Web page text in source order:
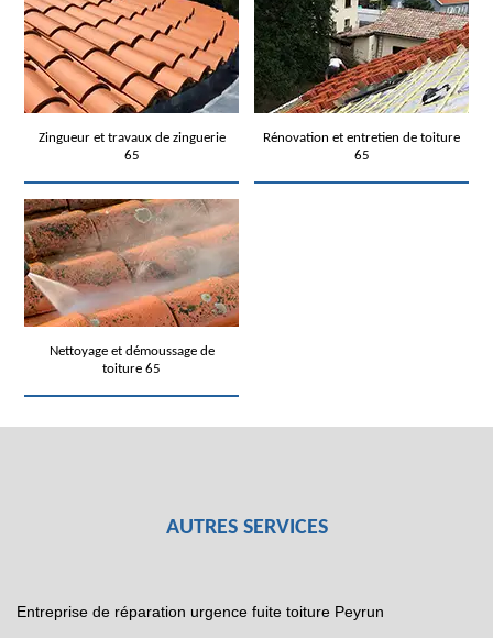
Zingueur et travaux de zinguerie
65
Rénovation et entretien de toiture
65
Nettoyage et démoussage de
toiture 65
AUTRES SERVICES
Entreprise de réparation urgence fuite toiture Peyrun